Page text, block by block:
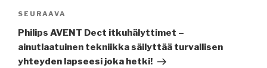
Seuraava
artikkeli
SEURAAVA
Philips AVENT Dect itkuhälyttimet –
ainutlaatuinen tekniikka säilyttää turvallisen
yhteyden lapseesi joka hetki!